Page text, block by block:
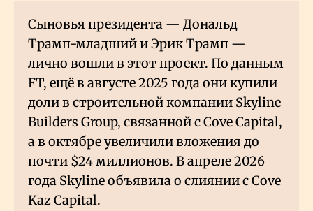
Сыновья президента — Дональд
Трамп-младший и Эрик Трамп —
лично вошли в этот проект. По данным
FT, ещё в августе 2025 года они купили
доли в строительной компании Skyline
Builders Group, связанной с Cove Capital,
а в октябре увеличили вложения до
почти $24 миллионов. В апреле 2026
года Skyline объявила о слиянии с Cove
Kaz Capital.